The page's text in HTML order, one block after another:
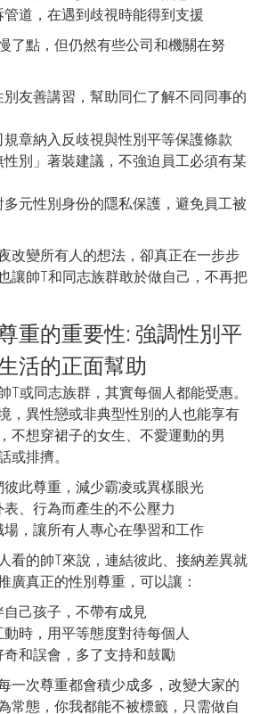
道，在遇到歧視時能得到支援
了點，但仍然有些公司和機關在努
友善講習，幫助同仁了解不同同事的
規章納入反歧視與性別平等保護條款
別」著裝建議，不強迫員工必須有某
元性別身份的隱私保護，避免員工被
改變所有人的想法，卻真正在一步步
讓帥T和同志族群敢於做自己，不再把
重的重要性: 強調性別平
活的正面幫助
T或同志族群，其實每個人都能受惠。
，異性戀或非典型性別的人也能享有
不想穿裙子的女生、不愛運動的男
或排擠。
此尊重，減少霸凌或異樣眼光
、行為而產生的不公壓力
，讓所有人專心在學習和工作
看的帥T來說，連結彼此、接納差異就
廣真正的性別尊重，可以讓：
己孩子，不帶有成見
時，用平等態度對待每個人
和誤會，多了支持和鼓勵
一次尊重都會積少成多，改變大家的
常態，你我都能不被標籤，只需做自